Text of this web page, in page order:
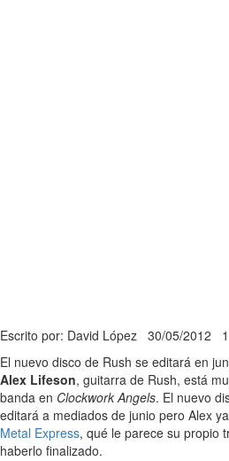
Escrito por: David López 30/05/2012
El nuevo disco de Rush se editará en
Alex Lifeson, guitarra de Rush, está
banda en Clockwork Angels. El nuevo
editará a mediados de junio pero Alex
Metal Express, qué le parece su propio
haberlo finalizado.